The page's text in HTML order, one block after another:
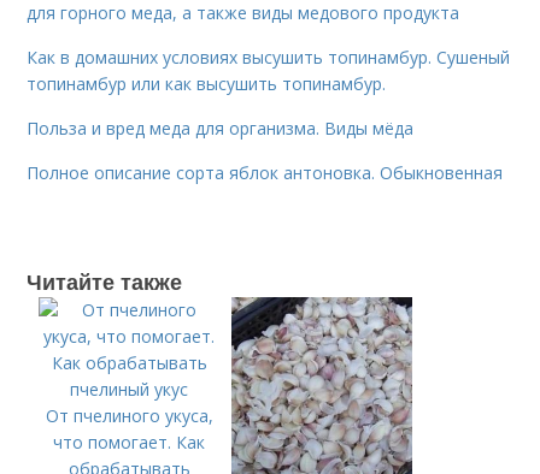
для горного меда, а также виды медового продукта
Как в домашних условиях высушить топинамбур. Сушеный
топинамбур или как высушить топинамбур.
Польза и вред меда для организма. Виды мёда
Полное описание сорта яблок антоновка. Обыкновенная
Читайте также
От пчелиного укуса,
что помогает. Как
обрабатывать